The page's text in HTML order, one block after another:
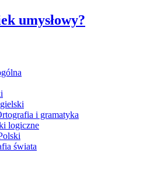
umysłowy?
i gramatyka
logiczne
świata